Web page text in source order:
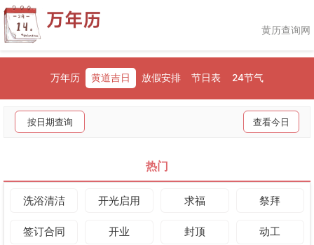
黄历查询网
万年历 黄道吉日 放假安排 节日表 24节气
按日期查询 查看今日
热门
洗浴清洁 开光启用 求福 祭拜
签订合同 开业 封顶 动工